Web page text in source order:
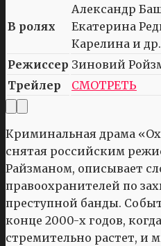
В ролях
Александр
Екатерина
Карелина и др.
Режиссер Зиновий
Трейлер
СМОТРЕТЬ
Криминальная драма
снятая российским
Райзманом, описывает
правоохранителей по
преступной банды.
конце 2000-х годов,
стремительно растет, и